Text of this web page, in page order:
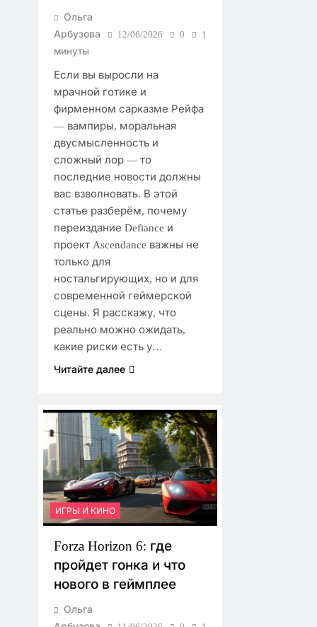
Ольга
Арбузова
12/06/2026 0
1
минуты
Если вы выросли на
мрачной готике и
фирменном сарказме Рейфа
— вампиры, моральная
двусмысленность и
сложный лор — то
последние новости должны
вас взволновать. В этой
статье разберём, почему
переиздание Defiance и
проект Ascendance важны не
только для
ностальгирующих, но и для
современной геймерской
сцены. Я расскажу, что
реально можно ожидать,
какие риски есть у…
Читайте далее
ИГРЫ И КИНО
Forza Horizon 6: где
пройдет гонка и что
нового в геймплее
Ольга